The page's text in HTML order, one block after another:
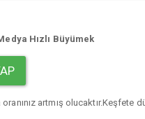
Hızlı Büyümek
artmış olucaktır.Keşfete